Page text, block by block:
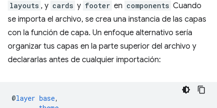
layouts , y cards y footer en components Cuando
se importa el archivo, se crea una instancia de las capas
con la función de capa. Un enfoque alternativo sería
organizar tus capas en la parte superior del archivo y
declararlas antes de cualquier importación:
@layer base,